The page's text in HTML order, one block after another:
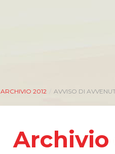
ARCHIVIO 2012 AVVISO DI